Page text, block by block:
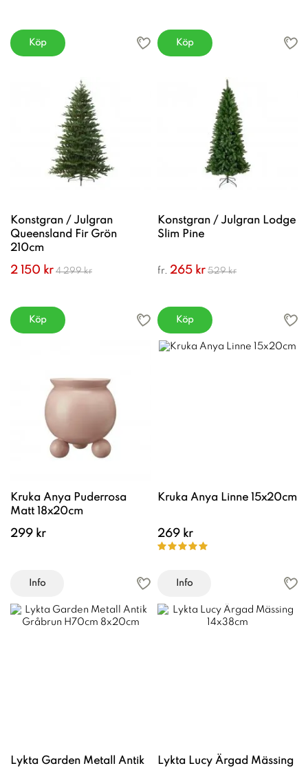
Köp Köp
Konstgran / Julgran
Queensland Fir Grön
210cm
2 150 kr 4 299 kr
Köp
Konstgran / Julgran Lodge
Slim Pine
fr. 265 kr 529 kr
Köp
Kruka Anya Puderrosa
Matt 18x20cm
299 kr
Info
Kruka Anya Linne 15x20cm
269 kr
Info
Lykta Garden Metall Antik
Lykta Lucy Ärgad Mässing